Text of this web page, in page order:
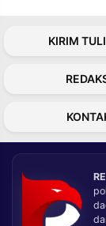
KIRIM